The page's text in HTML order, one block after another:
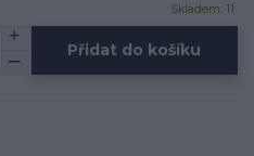
Skladem: 11
Přidat do košíku